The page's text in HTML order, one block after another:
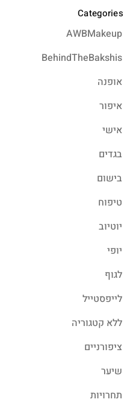
Categories
AWBMakeup
BehindTheBakshis
אופנה
איפור
אישי
בגדים
בישום
טיפוח
יוטיוב
יופי
לגוף
לייפסטייל
ללא קטגוריה
ציפורניים
שיער
תחרויות